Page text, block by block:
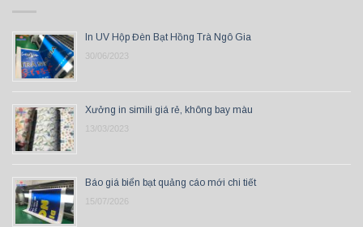
In UV Hộp Đèn Bạt Hồng Trà Ngô Gia
30/06/2023
Xưởng in simili giá rẻ, không bay màu
13/03/2023
Báo giá biển bạt quảng cáo mới chi tiết
15/07/2026